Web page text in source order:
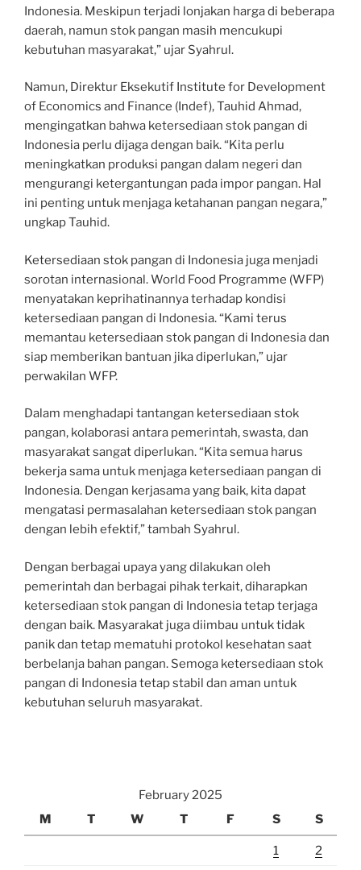
Indonesia. Meskipun terjadi lonjakan harga di beberapa
daerah, namun stok pangan masih mencukupi
kebutuhan masyarakat,” ujar Syahrul.
Namun, Direktur Eksekutif Institute for Development
of Economics and Finance (Indef), Tauhid Ahmad,
mengingatkan bahwa ketersediaan stok pangan di
Indonesia perlu dijaga dengan baik. “Kita perlu
meningkatkan produksi pangan dalam negeri dan
mengurangi ketergantungan pada impor pangan. Hal
ini penting untuk menjaga ketahanan pangan negara,”
ungkap Tauhid.
Ketersediaan stok pangan di Indonesia juga menjadi
sorotan internasional. World Food Programme (WFP)
menyatakan keprihatinannya terhadap kondisi
ketersediaan pangan di Indonesia. “Kami terus
memantau ketersediaan stok pangan di Indonesia dan
siap memberikan bantuan jika diperlukan,” ujar
perwakilan WFP.
Dalam menghadapi tantangan ketersediaan stok
pangan, kolaborasi antara pemerintah, swasta, dan
masyarakat sangat diperlukan. “Kita semua harus
bekerja sama untuk menjaga ketersediaan pangan di
Indonesia. Dengan kerjasama yang baik, kita dapat
mengatasi permasalahan ketersediaan stok pangan
dengan lebih efektif,” tambah Syahrul.
Dengan berbagai upaya yang dilakukan oleh
pemerintah dan berbagai pihak terkait, diharapkan
ketersediaan stok pangan di Indonesia tetap terjaga
dengan baik. Masyarakat juga diimbau untuk tidak
panik dan tetap mematuhi protokol kesehatan saat
berbelanja bahan pangan. Semoga ketersediaan stok
pangan di Indonesia tetap stabil dan aman untuk
kebutuhan seluruh masyarakat.
February 2025
M
T W T F S S
1 2